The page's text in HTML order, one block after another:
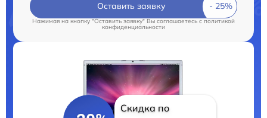
Оставить заявку
Нажимая на кнопку "Оставить заявку" Вы соглашаетесь cполитикой
конфиденциальности
Скидка по